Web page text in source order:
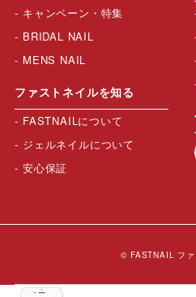
キャンペーン・特集
BRIDAL NAIL
MENS NAIL
ファストネイルを知る
FASTNAILについて
ジェルネイルについて
安心保証
© FASTNAIL ファ